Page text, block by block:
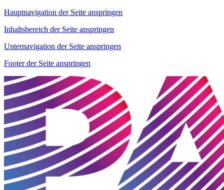
Hauptnavigation der Seite anspringen
Inhaltsbereich der Seite anspringen
Unternavigation der Seite anspringen
Footer der Seite anspringen